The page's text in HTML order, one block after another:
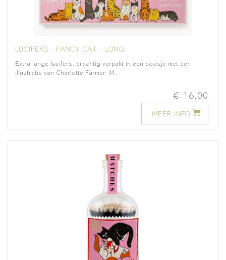
LUCIFERS - FANCY CAT - LONG
Extra lange lucifers, prachtig verpakt in een doosje met een
illustratie van Charlotte Farmer. M...
€ 16,00
MEER INFO